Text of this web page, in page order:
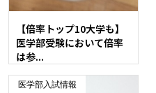
【倍率トップ10大学も】
医学部受験において倍率
は参...
医学部入試情報